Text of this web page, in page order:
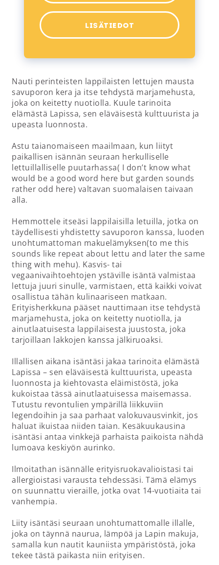
LISÄTIEDOT
Nauti perinteisten lappilaisten lettujen mausta
savuporon kera ja itse tehdystä marjamehusta,
joka on keitetty nuotiolla. Kuule tarinoita
elämästä Lapissa, sen eläväisestä kulttuurista ja
upeasta luonnosta.
Astu taianomaiseen maailmaan, kun liityt
paikallisen isännän seuraan herkulliselle
lettuillalliselle puutarhassa( I don’t know what
would be a good word here but garden sounds
rather odd here) valtavan suomalaisen taivaan
alla.
Hemmottele itseäsi lappilaisilla letuilla, jotka on
täydellisesti yhdistetty savuporon kanssa, luoden
unohtumattoman makuelämyksen(to me this
sounds like repeat about lettu and later the same
thing with mehu). Kasvis- tai
vegaanivaihtoehtojen ystäville isäntä valmistaa
lettuja juuri sinulle, varmistaen, että kaikki voivat
osallistua tähän kulinaariseen matkaan.
Erityisherkkuna pääset nauttimaan itse tehdystä
marjamehusta, joka on keitetty nuotiolla, ja
ainutlaatuisesta lappilaisesta juustosta, joka
tarjoillaan lakkojen kanssa jälkiruoaksi.
Illallisen aikana isäntäsi jakaa tarinoita elämästä
Lapissa – sen eläväisestä kulttuurista, upeasta
luonnosta ja kiehtovasta eläimistöstä, joka
kukoistaa tässä ainutlaatuisessa maisemassa.
Tutustu revontulien ympärillä liikkuviin
legendoihin ja saa parhaat valokuvausvinkit, jos
haluat ikuistaa niiden taian. Kesäkuukausina
isäntäsi antaa vinkkejä parhaista paikoista nähdä
lumoava keskiyön aurinko.
Ilmoitathan isännälle erityisruokavalioistasi tai
allergioistasi varausta tehdessäsi. Tämä elämys
on suunnattu vieraille, jotka ovat 14-vuotiaita tai
vanhempia.
Liity isäntäsi seuraan unohtumattomalle illalle,
joka on täynnä naurua, lämpöä ja Lapin makuja,
samalla kun nautit kauniista ympäristöstä, joka
tekee tästä paikasta niin erityisen.